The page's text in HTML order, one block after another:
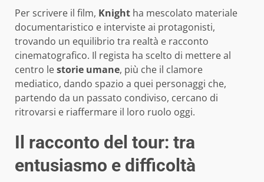
Per scrivere il film, Knight ha mescolato materiale
documentaristico e interviste ai protagonisti,
trovando un equilibrio tra realtà e racconto
cinematografico. Il regista ha scelto di mettere al
centro lestorie umane, più che il clamore
mediatico, dando spazio a quei personaggi che,
partendo da un passato condiviso, cercano di
ritrovarsi e riaffermare il loro ruolo oggi.
Il racconto del tour: tra
entusiasmo e difficoltà